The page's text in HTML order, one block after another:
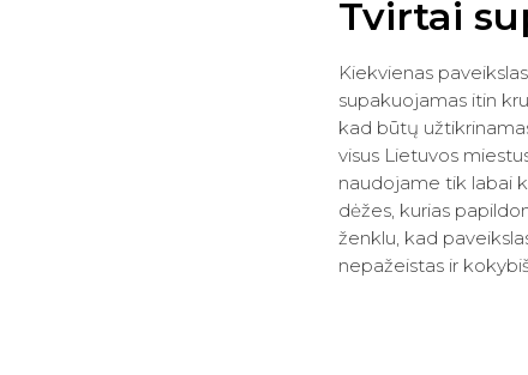
Tvirtai
Kiekvienas
supakuojamas itin
kad būtų
visus Lietuvos
naudojame tik labai
dėžes, kurias
ženklu, kad
nepažeistas ir